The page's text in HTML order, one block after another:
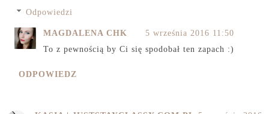
Odpowiedzi
MAGDALENA CHK
5 września 2016 11:50
To z pewnością by Ci się spodobał ten zapach :)
ODPOWIEDZ